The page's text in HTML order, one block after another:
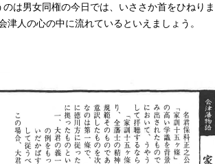
は男女同権の今日では、いささか首をひねりま
津人の心の中に流れているといえましょう。